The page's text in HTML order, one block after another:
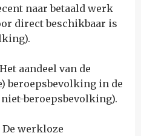
naar betaald werk
direct beschikbaar is
Het aandeel van de
beroepsbevolking in de
beroepsbevolking).
De werkloze